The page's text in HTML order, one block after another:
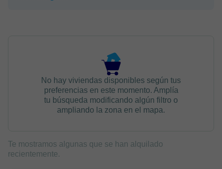
No hay viviendas disponibles según tus
preferencias en este momento. Amplía
tu búsqueda modificando algún filtro o
ampliando la zona en el mapa.
Te mostramos algunas que se han alquilado
recientemente.